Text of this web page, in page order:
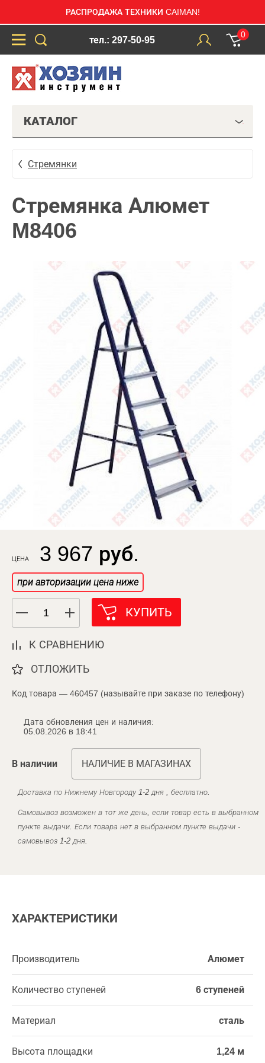
РАСПРОДАЖА ТЕХНИКИ CAIMAN!
тел.: 297-50-95
0
КАТАЛОГ
Стремянки
Стремянка Алюмет
M8406
ЦЕНА 3 967 руб.
при авторизации цена ниже
КУПИТЬ
К СРАВНЕНИЮ
ОТЛОЖИТЬ
Код товара — 460457 (называйте при заказе по телефону)
Дата обновления цен и наличия:
05.08.2026 в 18:41
В наличии НАЛИЧИЕ В МАГАЗИНАХ
Доставка по Нижнему Новгороду 1-2 дня , бесплатно.
Самовывоз возможен в тот же день, если товар есть в выбранном
пункте выдачи. Если товара нет в выбранном пункте выдачи -
самовывоз 1-2 дня.
ХАРАКТЕРИСТИКИ
Производитель Алюмет
Количество ступеней 6 ступеней
Материал сталь
Высота площадки 1,24 м